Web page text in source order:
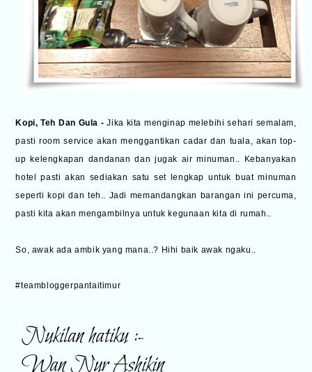
Kopi, Teh Dan Gula - Jika kita menginap melebihi sehari semalam,
pasti room service akan menggantikan cadar dan tuala, akan top-
up kelengkapan dandanan dan jugak air minuman.. Kebanyakan
hotel pasti akan sediakan satu set lengkap untuk buat minuman
seperti kopi dan teh.. Jadi memandangkan barangan ini percuma,
pasti kita akan mengambilnya untuk kegunaan kita di rumah..
So, awak ada ambik yang mana..? Hihi baik awak ngaku..
#teambloggerpantaitimur